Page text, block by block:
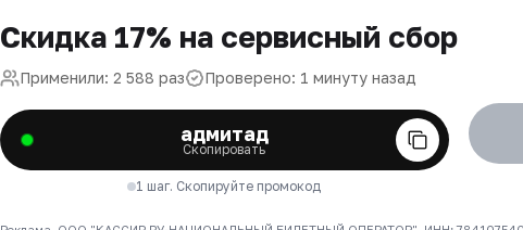
Скидка 17% на сервисный сбор
Применили: 2 588 раз Проверено: 1 минуту назад
адмитад
Скопировать
1 шаг. Скопируйте промокод